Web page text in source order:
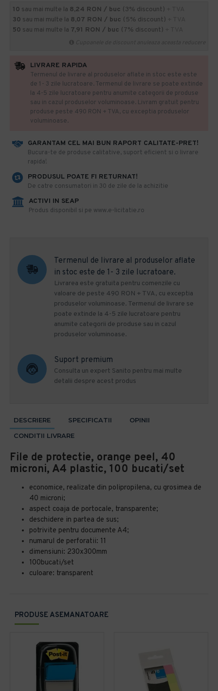
10 sau mai multe la 8,24 RON / buc (3% discount)
30 sau mai multe la 8,07 RON / buc (5% discount)
50 sau mai multe la 7,91 RON / buc (7% discount)
GARANTAM CEL MAI BUN RAPORT CALITATE-PRET!
​Bucura-te de produse calitative, suport eficient si o livrare
rapida!
PRODUSUL POATE FI RETURNAT!
De catre consumatori in 30 de zile de la achizitie
ACTIVI IN SEAP
Produs disponibil si pe www.e-licitatie.ro
LIVRARE RAPIDA
Termenul de livrare al produselor aflate in stoc este este
de 1- 3 zile lucratoare. Termenul de livrare se poate extinde
la 4-5 zile lucratoare pentru anumite categorii de produse
sau in cazul produselor voluminoase. Livram gratuit pentru
produse peste 490 RON + TVA, cu exceptia produselor
voluminoase.
Termenul de livrare al produselor aflate
in stoc este de 1- 3 zile lucratoare.
Livrarea este gratuita pentru comenzile cu
valoare de peste 490 RON + TVA, cu exceptia
produselor voluminoase. Termenul de livrare se
poate extinde la 4-5 zile lucratoare pentru
anumite categorii de produse sau in cazul
produselor voluminoase.
Suport premium
Consulta un expert Sanito pentru mai multe
detalii despre acest produs
PRODUSE ASEMANATOARE
DESCRIERE SPECIFICATII
OPINII
CONDITII LIVRARE
File de protectie, orange peel, 40
microni, A4 plastic, 100 bucati/set
economice, realizate din polipropilena, cu grosimea de
40 microni;
aspect coaja de portocale, transparente;
deschidere in partea de sus;
potrivite pentru documente A4;
numarul de perforatii: 11
dimensiuni: 230x300mm
100bucati/set
culoare: transparent